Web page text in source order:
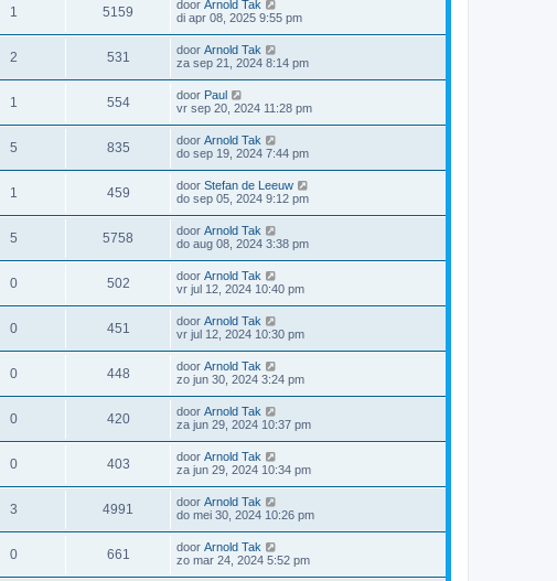
1 5159 door Arnold Tak
di apr 08, 2025 9:55 pm
2 531 door Arnold Tak
za sep 21, 2024 8:14 pm
1 554 door Paul
vr sep 20, 2024 11:28 pm
5 835 door Arnold Tak
do sep 19, 2024 7:44 pm
1 459 door Stefan de Leeuw
do sep 05, 2024 9:12 pm
5 5758 door Arnold Tak
do aug 08, 2024 3:38 pm
0 502 door Arnold Tak
vr jul 12, 2024 10:40 pm
0 451 door Arnold Tak
vr jul 12, 2024 10:30 pm
0 448 door Arnold Tak
zo jun 30, 2024 3:24 pm
0 420 door Arnold Tak
za jun 29, 2024 10:37 pm
0 403 door Arnold Tak
za jun 29, 2024 10:34 pm
3 4991 door Arnold Tak
do mei 30, 2024 10:26 pm
0 661 door Arnold Tak
zo mar 24, 2024 5:52 pm